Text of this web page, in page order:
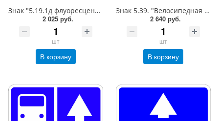
Знак "5.19.1д флуоресцентный Пешеходный переход (справа от дороги)",B=700Тип А Коммерческая (3 года),металл 0.8 мм
2 025 руб.
шт
В корзину
Знак 5.39. "Велосипедная зона",600*900Тип А (1б) Микропризм. (7-9 лет)металл 0.8 мм
2 640 руб.
шт
В корзину